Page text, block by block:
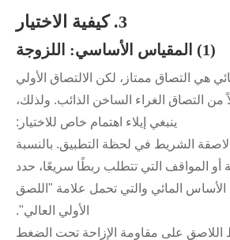
3. كيفية الاختيار
(1) المقياس الأساسي: اللزوجة
هي التصاق ممتاز، لكن الالتصاق الأولي
من التصاق الغراء الساخن الذائب. ولذلك،
ينبغي إيلاء اهتمام خاص للاختيار:
الشريط في لحظة التطبيق. بالنسبة
أو المواقف التي تتطلب ربطًا سريعًا، حدد
الأساس المائي والتي تحمل علامة "اللصق
الأولي العالي".
اللاصق على مقاومة الإزاحة تحت الضغط